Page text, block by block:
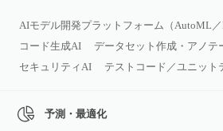
AIモデル開発プラットフォーム（AutoML／
コード生成AI
データセット作成・アノテ
セキュリティAI
テストコード／ユニット
予測・最適化